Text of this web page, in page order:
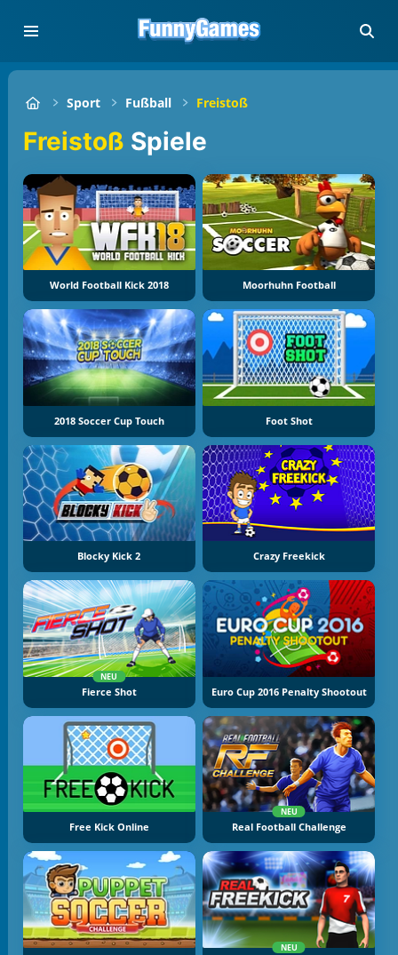
Sport Fußball Freistoß
Freistoß Spiele
World Football Kick 2018 Moorhuhn Football
2018 Soccer Cup Touch Foot Shot
Blocky Kick 2 Crazy Freekick
NEU
Fierce Shot Euro Cup 2016 Penalty Shootout
Free Kick Online
NEU
Real Football Challenge
NEU